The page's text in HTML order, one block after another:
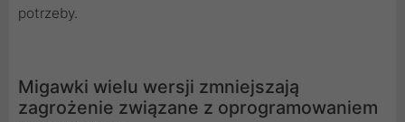
potrzeby.
Migawki wielu wersji zmniejszają
zagrożenie związane z oprogramowaniem